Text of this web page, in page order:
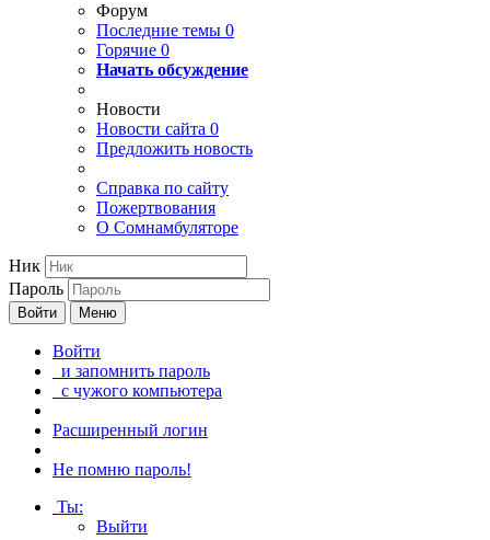
Форум
Последние темы 0
Горячие 0
Начать обсуждение
Новости
Новости сайта 0
Предложить новость
Справка по сайту
Пожертвования
О Сомнамбуляторе
Ник
Пароль
Войти Меню
Войти
и запомнить пароль
с чужого компьютера
Расширенный логин
Не помню пароль!
Ты:
Выйти